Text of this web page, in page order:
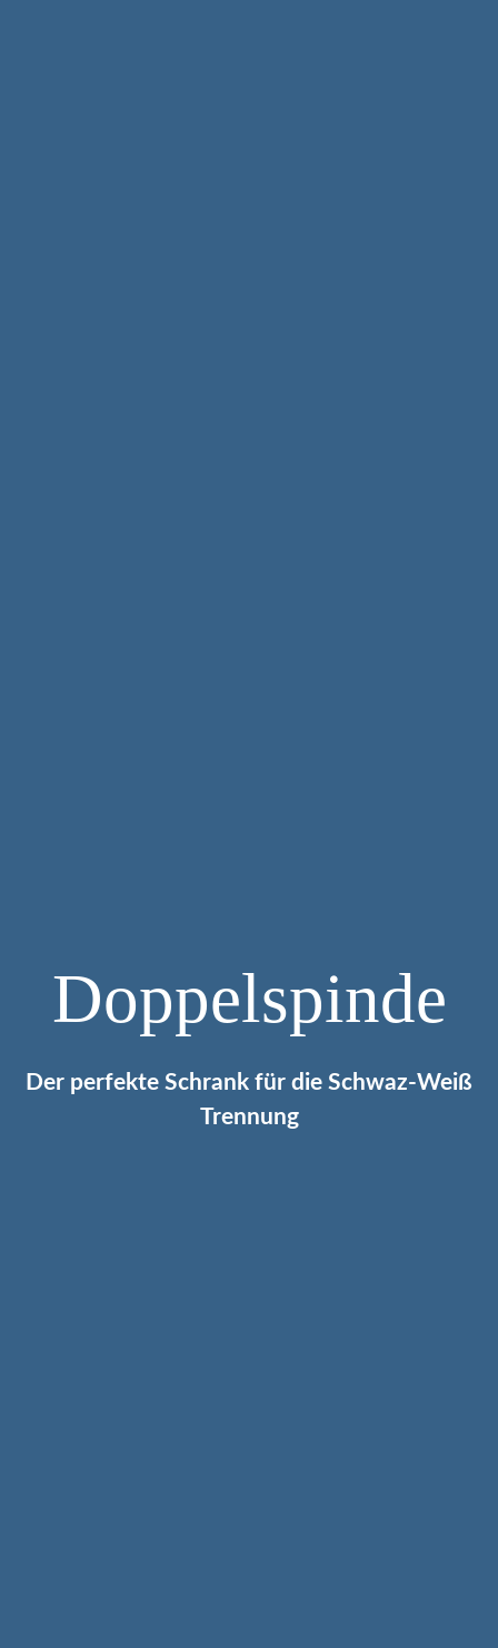
Doppelspinde
Der perfekte Schrank für die Schwaz-Weiß
Trennung